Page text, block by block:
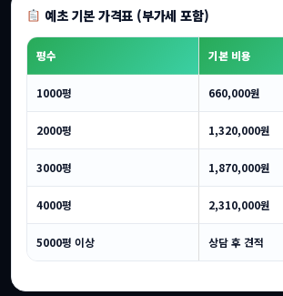
예초 기본 가격표 (부가세 포함)
평수 기본 비용
1000평 660,000원
2000평 1,320,000원
3000평 1,870,000원
4000평 2,310,000원
5000평 이상 상담 후 견적